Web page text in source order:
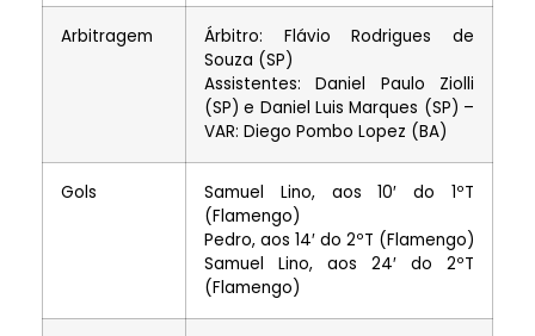
Arbitragem
Árbitro: Flávio Rodrigues de
Souza (SP)
Assistentes: Daniel Paulo Ziolli
(SP) e Daniel Luis Marques (SP) –
VAR: Diego Pombo Lopez (BA)
Gols
Samuel Lino, aos 10′ do 1ºT
(Flamengo)
Pedro, aos 14′ do 2ºT (Flamengo)
Samuel Lino, aos 24′ do 2ºT
(Flamengo)